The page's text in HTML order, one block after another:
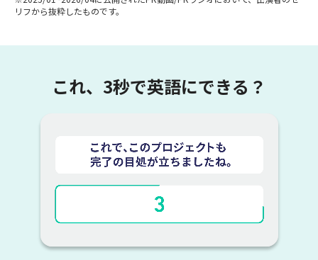
リフから抜粋したものです。
これ、3秒で英語にできる？